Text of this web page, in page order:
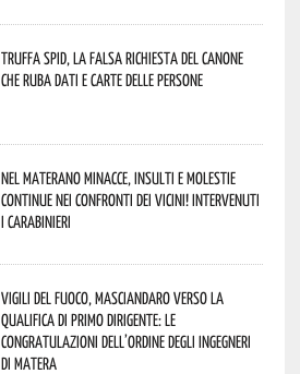
Truffa Spid, la falsa richiesta del canone
che ruba dati e carte delle persone
Nel materano minacce, insulti e molestie
continue nei confronti dei vicini! Intervenuti
i Carabinieri
Vigili del Fuoco, Masciandaro verso la
qualifica di Primo Dirigente: le
congratulazioni dell’Ordine degli Ingegneri
di Matera